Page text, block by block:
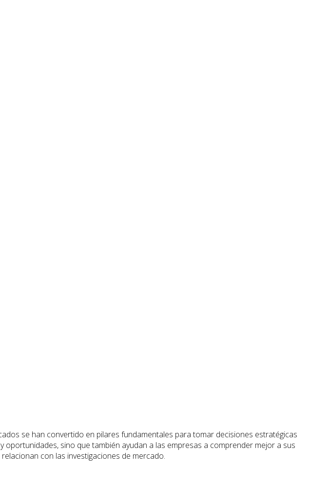
se han convertido en pilares fundamentales para tomar decisiones estratégicas
oportunidades, sino que también ayudan a las empresas a comprender mejor a sus
con las investigaciones de mercado.